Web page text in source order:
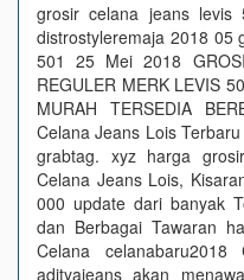
grosir celana jeans levis
distrostyleremaja 2018 05
501 25 Mei 2018
REGULER MERK LEVIS
MURAH TERSEDIA
Celana Jeans Lois
grabtag. xyz harga
Celana Jeans Lois,
000 update dari banyak
dan Berbagai Tawaran
Celana
adityajeans akan